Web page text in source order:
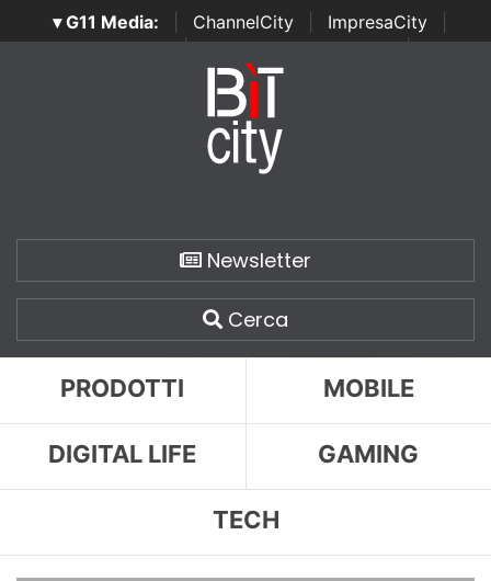
▾ G11 Media: ChannelCity ImpresaCity
SecurityOpenLab | Italian Channel Awards | Italian
Italian Security Awards
Newsletter
Cerca
PRODOTTI MOBILE
DIGITAL LIFE GAMING
TECH